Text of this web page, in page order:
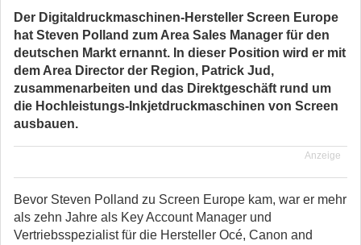
Der Digitaldruckmaschinen-Hersteller Screen Europe
hat Steven Polland zum Area Sales Manager für den
deutschen Markt ernannt. In dieser Position wird er mit
dem Area Director der Region, Patrick Jud,
zusammenarbeiten und das Direktgeschäft rund um
die Hochleistungs-Inkjetdruckmaschinen von Screen
ausbauen.
Anzeige
Bevor Steven Polland zu Screen Europe kam, war er mehr
als zehn Jahre als Key Account Manager und
Vertriebsspezialist für die Hersteller Océ, Canon and